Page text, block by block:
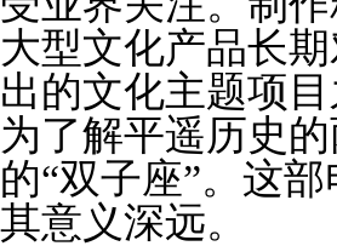
大型文化产品长
出的文化主题项
为了解平遥历史
的“双子座”。这
其意义深远。